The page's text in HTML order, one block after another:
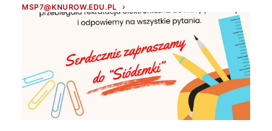
MSP7@KNUROW.EDU.PL